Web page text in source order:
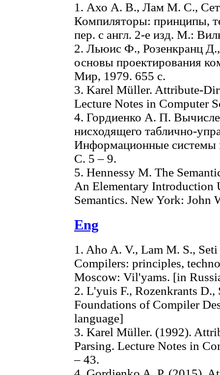
1. Ахо А. В., Лам М. С.,
Компиляторы: принципы,
пер. с англ. 2-е изд. М.:
2. Льюис Ф., Розенкранц
основы проектирования
Мир, 1979. 655 с.
3. Karel Müller. Attribute-
Lecture Notes in Computer
4. Гордиенко А. П.
нисходящего таблично-
Информационные системы
С. 5 – 9.
5. Hennessy M. The
An Elementary Introduction
Semantics. New York: John
Eng
1. Aho A. V., Lam M. S.,
Compilers: principles,
Moscow: Vil'yams. [in
2. L'yuis F., Rozenkrants
Foundations of Compiler
language]
3. Karel Müller. (1992).
Parsing. Lecture Notes in
– 43.